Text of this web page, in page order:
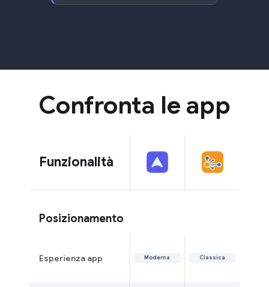
Confronta le app
Funzionalità
Posizionamento
Esperienza app Moderna Classica